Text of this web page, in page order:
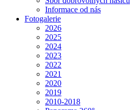
Informace od nás
Fotogalerie
2026
2025
2024
2023
2022
2021
2020
2019
2010-2018